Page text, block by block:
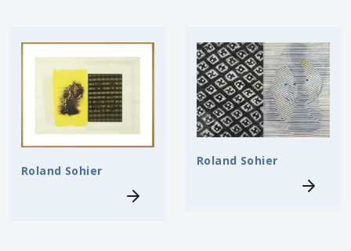
Roland Sohier
Roland Sohier